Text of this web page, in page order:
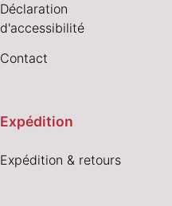
Déclaration
d'accessibilité
Contact
Expédition
Expédition & retours